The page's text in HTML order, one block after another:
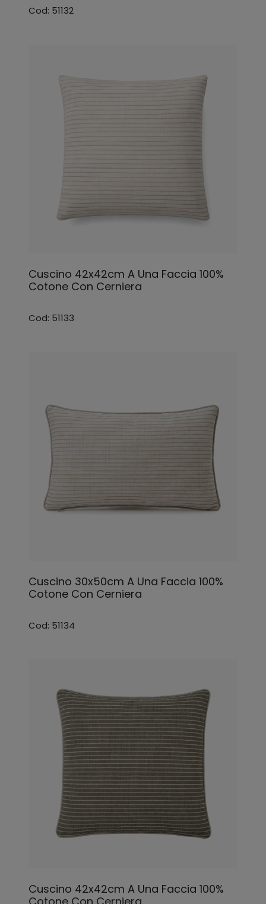
Cod: 51132
Cuscino 42x42cm A Una Faccia 100%
Cotone Con Cerniera
Cod: 51133
Cuscino 30x50cm A Una Faccia 100%
Cotone Con Cerniera
Cod: 51134
Cuscino 42x42cm A Una Faccia 100%